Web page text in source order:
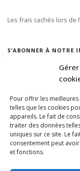
Pour offrir les
telles que les cookies
appareils. Le fait de
traiter des données
uniques sur ce site. Le
consentement peut
et fonctions.
Les frais cachés lors de
S’ABONNER À NOTRE